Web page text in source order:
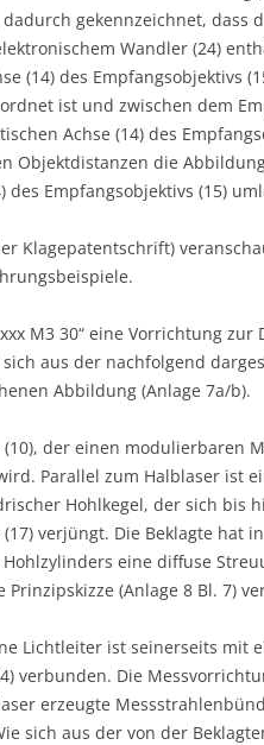
gekennzeichnet, dass
Wandler (24)
(14) des Empfangsobjektivs
ist und zwischen dem
Achse (14) des
Objektdistanzen die
Empfangsobjektivs (15)
Klagepatentschrift)
M3 30“ eine Vorrichtung zur
aus der nachfolgend
Abbildung (Anlage 7a/b).
der einen modulierbaren
Parallel zum Halblaser ist
Hohlkegel, der sich bis
verjüngt. Die Beklagte hat
eine diffuse
(Anlage 8 Bl. 7)
Lichtleiter ist seinerseits mit
verbunden. Die
erzeugte
sich aus der von der